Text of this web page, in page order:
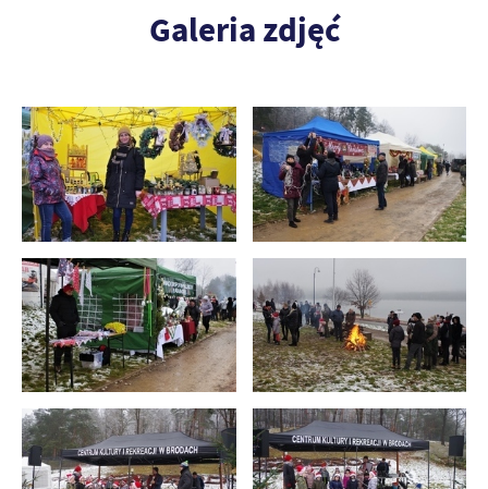
Galeria zdjęć